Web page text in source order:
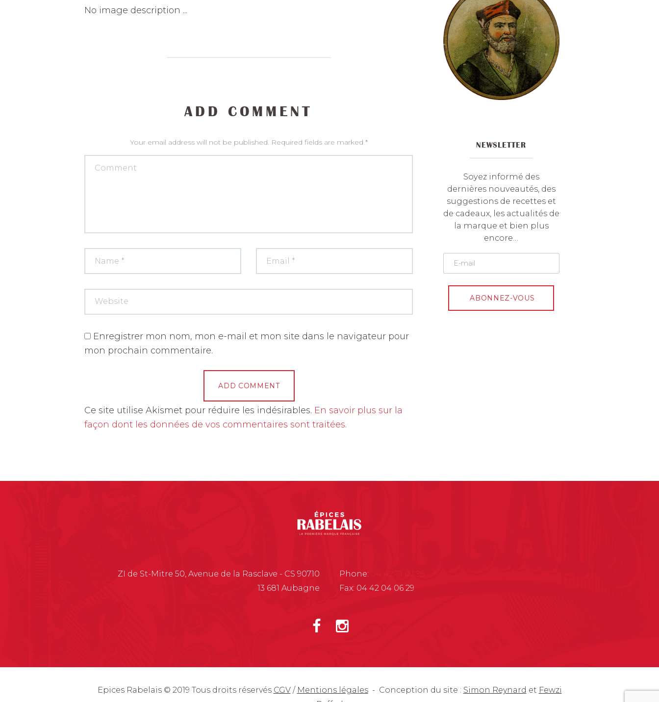
No image description ...
ADD COMMENT
Your email address will not be published. Required fields are marked *
Enregistrer mon nom, mon e-mail et mon site dans le navigateur pour
mon prochain commentaire.
A
l
n
Ce site utilise Akismet pour réduire les indésirables. En savoir plus sur la
façon dont les données de vos commentaires sont traitées.
NEWSLETTER
Soyez informé des
dernières nouveautés, des
suggestions de recettes et
de cadeaux, les actualités de
la marque et bien plus
encore…
Phone:
Fax: 04 42 04 06 29
ZI de St-Mitre 50, Avenue de la Rasclave - CS 90710
13 681 Aubagne
Epices Rabelais © 2019 Tous droits réservés CGV/ Mentions légales- Conception du site : Simon Reynard et Fewzi